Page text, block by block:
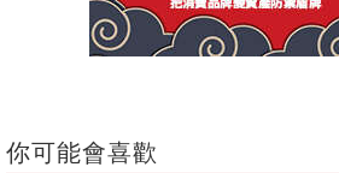
你可能會喜歡